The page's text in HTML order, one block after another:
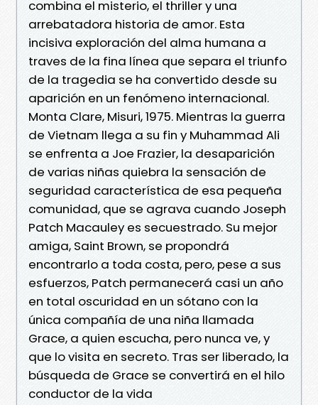
combina el misterio, el thriller y una
arrebatadora historia de amor. Esta
incisiva exploración del alma humana a
traves de la fina línea que separa el triunfo
de la tragedia se ha convertido desde su
aparición en un fenómeno internacional.
Monta Clare, Misuri, 1975. Mientras la guerra
de Vietnam llega a su fin y Muhammad Ali
se enfrenta a Joe Frazier, la desaparición
de varias niñas quiebra la sensación de
seguridad característica de esa pequeña
comunidad, que se agrava cuando Joseph
Patch Macauley es secuestrado. Su mejor
amiga, Saint Brown, se propondrá
encontrarlo a toda costa, pero, pese a sus
esfuerzos, Patch permanecerá casi un año
en total oscuridad en un sótano con la
única compañía de una niña llamada
Grace, a quien escucha, pero nunca ve, y
que lo visita en secreto. Tras ser liberado, la
búsqueda de Grace se convertirá en el hilo
conductor de la vida